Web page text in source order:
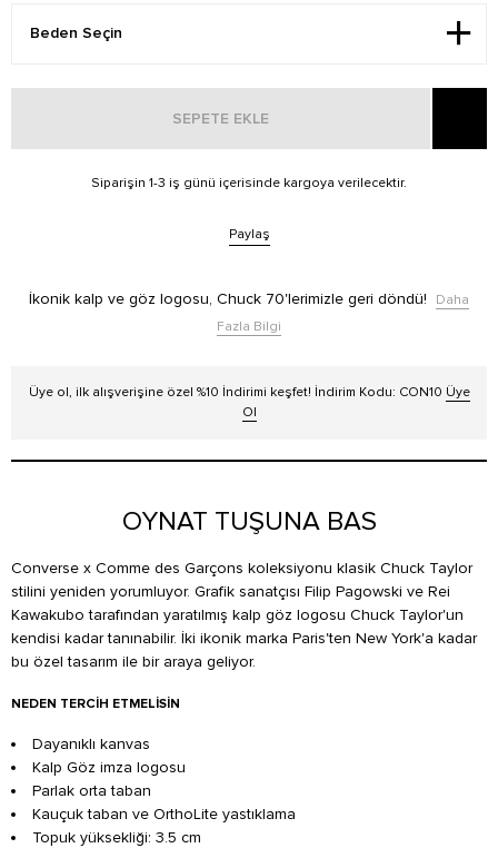
SEPETE EKLE
Siparişin 1-3 iş günü içerisinde kargoya verilecektir.
Paylaş
İkonik kalp ve göz logosu, Chuck 70'lerimizle geri döndü!
Daha
Fazla Bilgi
Üye ol, ilk alışverişine özel %10 İndirimi keşfet! İndirim Kodu: CON10 Üye
Ol
OYNAT TUŞUNA BAS
Converse x Comme des Garçons koleksiyonu klasik Chuck Taylor
stilini yeniden yorumluyor. Grafik sanatçısı Filip Pagowski ve Rei
Kawakubo tarafından yaratılmış kalp göz logosu Chuck Taylor'un
kendisi kadar tanınabilir. İki ikonik marka Paris'ten New York'a kadar
bu özel tasarım ile bir araya geliyor.
NEDEN TERCIH ETMELISIN
Dayanıklı kanvas
Kalp Göz imza logosu
Parlak orta taban
Kauçuk taban ve OrthoLite yastıklama
Topuk yüksekliği: 3.5 cm